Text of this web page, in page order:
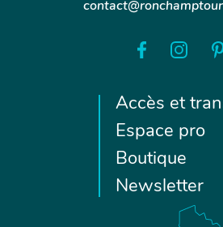
plus grand nombre de le visiter.
Accès et
Espace pro
Boutique
Newsletter